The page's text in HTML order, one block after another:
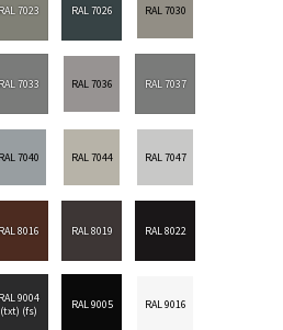
7023 RAL 7026 RAL 7030
RAL 7033 RAL 7036 RAL 7037
RAL 7040 RAL 7044 RAL 7047
RAL 8016 RAL 8019 RAL 8022
RAL 9004
(txt) (fs)
RAL 9005 RAL 9016